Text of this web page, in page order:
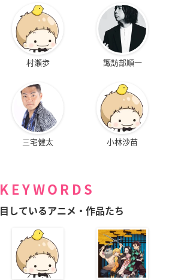
村瀬歩 諏訪部順一
三宅健太 小林沙苗
KEYWORDS
しているアニメ・作品たち